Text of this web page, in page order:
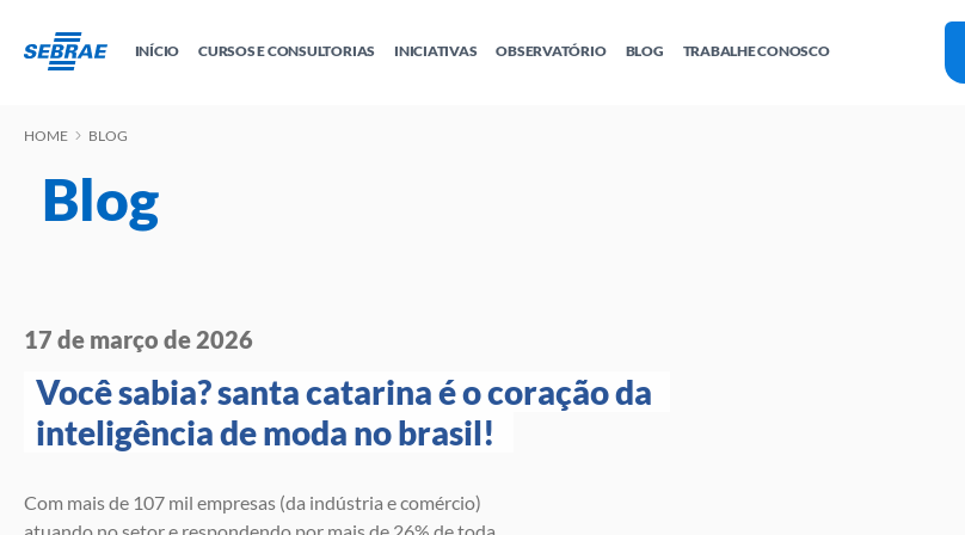
INÍCIO CURSOS E CONSULTORIAS INICIATIVAS
Educação Empreendedora
Cidade Empreendedora
OBSERVATÓRIO BLOG TRABALHE CONOSCO
HOME BLOG
Blog
17 de março de 2026
Você sabia? santa catarina é o coração da
inteligência de moda no brasil!
Com mais de 107 mil empresas (da indústria e comércio)